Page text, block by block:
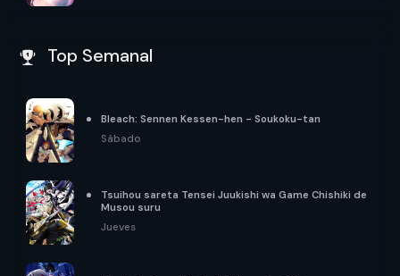
Top Semanal
Bleach: Sennen Kessen-hen - Soukoku-tan
Sábado
Tsuihou sareta Tensei Juukishi wa Game Chishiki de
Musou suru
Jueves